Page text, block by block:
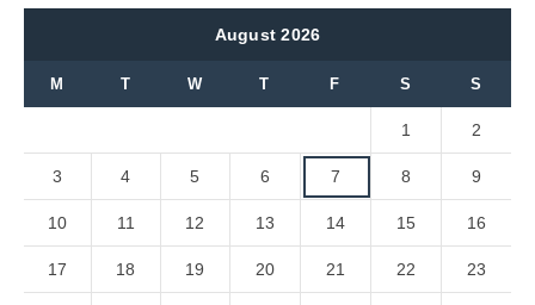
August 2026
M T W T F S S
1 2
3 4 5 6 7 8 9
10 11 12 13 14 15 16
17 18 19 20 21 22 23